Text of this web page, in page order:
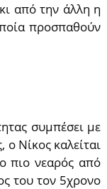
από την άλλη η
προσπαθούν
συμπέσει με
ο Νίκος καλείται
πιο νεαρός από
του τον 5χρονο